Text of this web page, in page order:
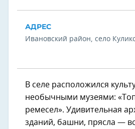
АДРЕС
Ивановский район, село
В селе расположился
необычными музеями:
ремесел». Удивительная
зданий, башни, прясла —